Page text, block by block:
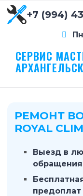
+7 (994)
СЕРВИС
АРХАНГЕЛЬСК
РЕМОНТ
ROYAL
Выезд в
обращения
предоплат